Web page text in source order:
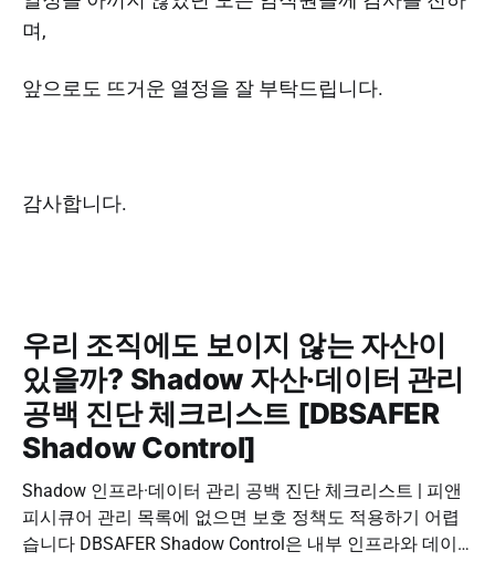
며,
앞으로도 뜨거운 열정을 잘 부탁드립니다.
감사합니다.
우리 조직에도 보이지 않는 자산이
있을까? Shadow 자산·데이터 관리
공백 진단 체크리스트 [DBSAFER
Shadow Control]
Shadow 인프라·데이터 관리 공백 진단 체크리스트 | 피앤
피시큐어 관리 목록에 없으면 보호 정책도 적용하기 어렵
습니다 DBSAFER Shadow Control은 내부 인프라와 데이